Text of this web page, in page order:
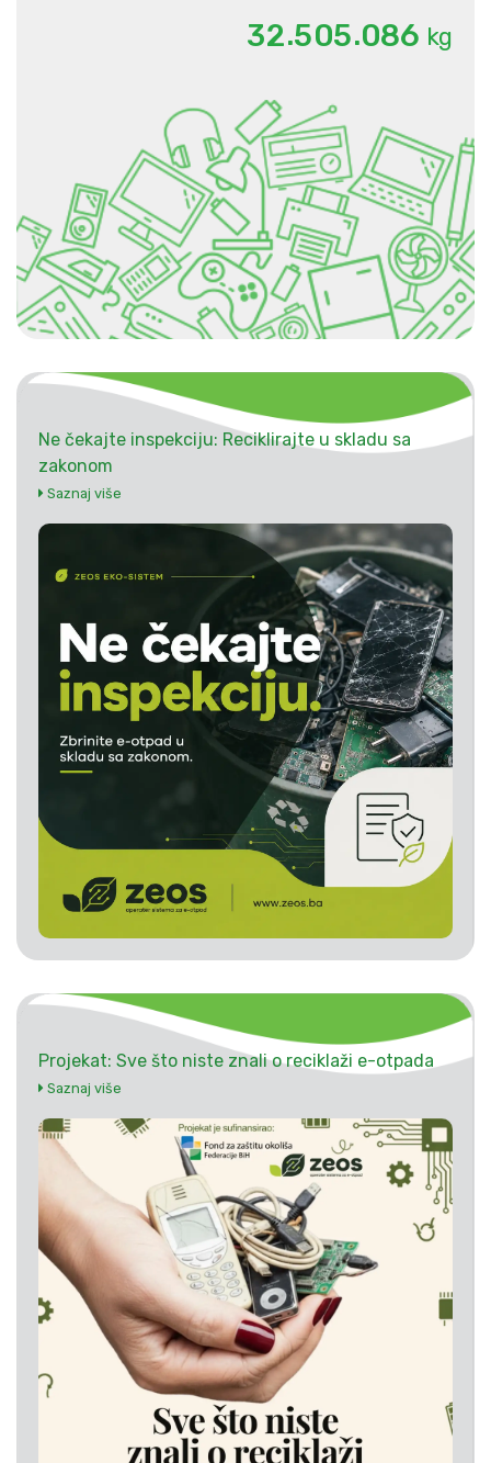
32.505.086 kg
Ne čekajte inspekciju: Reciklirajte u skladu sa
zakonom
Saznaj više
Projekat: Sve što niste znali o reciklaži e-otpada
Saznaj više